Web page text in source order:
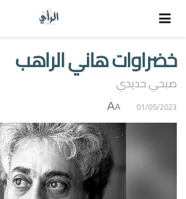
خضراوات هاني الراهب
صبحي حديدي
01/05/2023
A
A